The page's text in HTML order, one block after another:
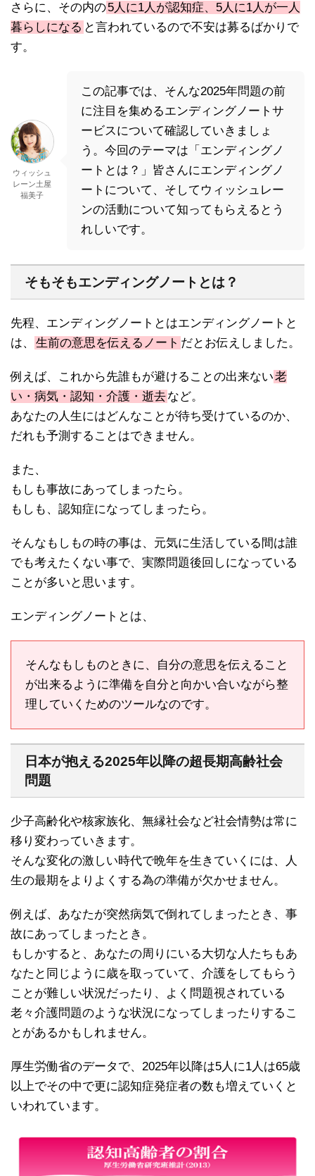
さらに、その内の5人に1人が認知症、5人に1人が一人
暮らしになる と言われているので不安は募るばかりで
す。
ウィッシュ
レーン土屋
福美子
この記事では、そんな2025年問題の前
に注目を集めるエンディングノートサ
ービスについて確認していきましょ
う。今回のテーマは「エンディングノ
ートとは？」皆さんにエンディングノ
ートについて、そしてウィッシュレー
ンの活動について知ってもらえるとう
れしいです。
そもそもエンディングノートとは？
先程、エンディングノートとはエンディングノートと
は、
生前の意思を伝えるノート だとお伝えしました。
例えば、これから先誰もが避けることの出来ない老
い・病気・認知・介護・逝去など。
あなたの人生にはどんなことが待ち受けているのか、
だれも予測することはできません。
また、
もしも事故にあってしまったら。
もしも、認知症になってしまったら。
そんなもしもの時の事は、元気に生活している間は誰
でも考えたくない事で、実際問題後回しになっている
ことが多いと思います。
エンディングノートとは、
そんなもしものときに、自分の意思を伝えること
が出来るように準備を自分と向かい合いながら整
理していくためのツールなのです。
日本が抱える2025年以降の超長期高齢社会
問題
少子高齢化や核家族化、無縁社会など社会情勢は常に
移り変わっていきます。
そんな変化の激しい時代で晩年を生きていくには、人
生の最期をよりよくする為の準備が欠かせません。
例えば、あなたが突然病気で倒れてしまったとき、事
故にあってしまったとき。
もしかすると、あなたの周りにいる大切な人たちもあ
なたと同じように歳を取っていて、介護をしてもらう
ことが難しい状況だったり、よく問題視されている
老々介護問題のような状況になってしまったりするこ
とがあるかもしれません。
厚生労働省のデータで、2025年以降は5人に1人は65歳
以上でその中で更に認知症発症者の数も増えていくと
いわれています。